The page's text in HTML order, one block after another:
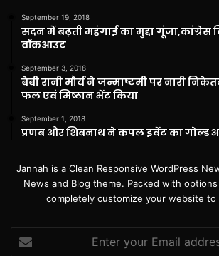
September 19, 2018
सदन में बढ़ती महंगाई का मुद्दा गूंजा,कांग्रेस
वॉकआउट
September 3, 2018
बेबी रानी मौर्य ने जन्माष्टमी पर नारी
फल एवं मिष्ठान भेंट किया
September 1, 2018
प्रणब और शिबनाथ ने कपल इवेंट का गोल्ड
Jannah is a Clean Responsive WordPress
News and Blog theme. Packed with
completely customize your website to
Enter
your